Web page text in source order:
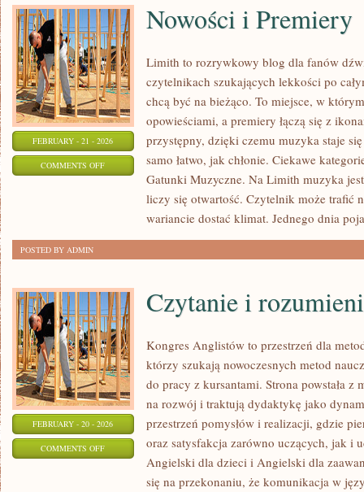
FEBRUARY - 21 - 2026
COMMENTS OFFON
Nowości i Premiery
Limith to rozrywkowy blog dla fanów
czytelnikach szukających lekkości po
chcą być na bieżąco. To miejsce, w
opowieściami, a premiery łączą się z
przystępny, dzięki czemu muzyka staje
samo łatwo, jak chłonie. Ciekawe
Gatunki Muzyczne. Na Limith muzyka
liczy się otwartość. Czytelnik może trafić
wariancie dostać klimat. Jednego dnia
POSTED BY ADMIN
FEBRUARY - 20 - 2026
COMMENTS OFFON
Czytanie i
Kongres Anglistów to przestrzeń dla
którzy szukają nowoczesnych metod
do pracy z kursantami. Strona powstała z
na rozwój i traktują dydaktykę jako
przestrzeń pomysłów i realizacji, gdzie
oraz satysfakcja zarówno uczących, jak i
Angielski dla dzieci i Angielski dla
się na przekonaniu, że komunikacja w